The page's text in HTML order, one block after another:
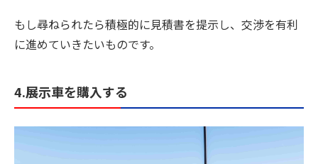
もし尋ねられたら積極的に見積書を提示し、交渉を有利
に進めていきたいものです。
4.展示車を購入する